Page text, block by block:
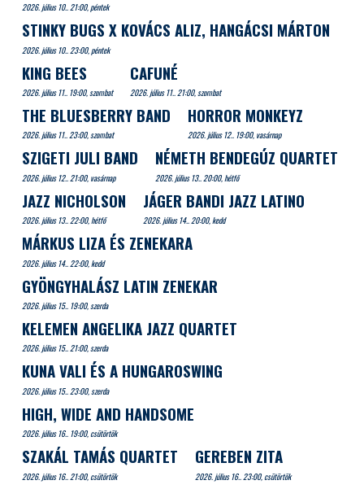
2026. július 10.. 21:00, péntek
STINKY BUGS X KOVÁCS ALIZ, HANGÁCSI MÁRTON
2026. július 10.. 23:00, péntek
KING BEES
2026. július 11.. 19:00, szombat
CAFUNÉ
2026. július 11.. 21:00, szombat
THE BLUESBERRY BAND
2026. július 11.. 23:00, szombat
HORROR MONKEYZ
2026. július 12.. 19:00, vasárnap
SZIGETI JULI BAND
2026. július 12.. 21:00, vasárnap
NÉMETH BENDEGÚZ QUARTET
2026. július 13.. 20:00, hétfő
JAZZ NICHOLSON
2026. július 13.. 22:00, hétfő
JÁGER BANDI JAZZ LATINO
2026. július 14.. 20:00, kedd
MÁRKUS LIZA ÉS ZENEKARA
2026. július 14.. 22:00, kedd
GYÖNGYHALÁSZ LATIN ZENEKAR
2026. július 15.. 19:00, szerda
KELEMEN ANGELIKA JAZZ QUARTET
2026. július 15.. 21:00, szerda
KUNA VALI ÉS A HUNGAROSWING
2026. július 15.. 23:00, szerda
HIGH, WIDE AND HANDSOME
2026. július 16.. 19:00, csütörtök
SZAKÁL TAMÁS QUARTET
2026. július 16.. 21:00, csütörtök
GEREBEN ZITA
2026. július 16.. 23:00, csütörtök